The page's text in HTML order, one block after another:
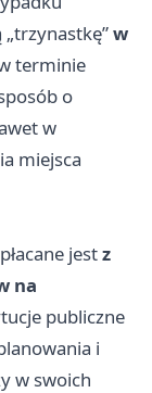
w
terminie
o
w
miejsca
jestz
na
publiczne
i
w swoich